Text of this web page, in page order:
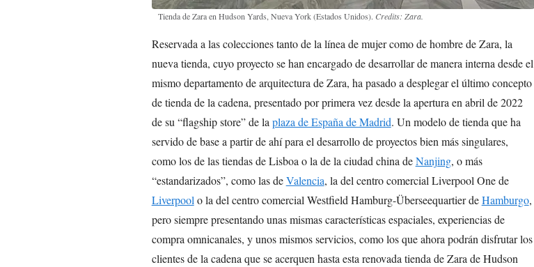
Tienda de Zara en Hudson Yards, Nueva York (Estados Unidos). Credits: Zara.
Reservada a las colecciones tanto de la línea de mujer como de hombre de Zara, la
nueva tienda, cuyo proyecto se han encargado de desarrollar de manera interna desde el
mismo departamento de arquitectura de Zara, ha pasado a desplegar el último concepto
de tienda de la cadena, presentado por primera vez desde la apertura en abril de 2022
de su “flagship store” de laplaza de España de Madrid. Un modelo de tienda que ha
servido de base a partir de ahí para el desarrollo de proyectos bien más singulares,
como los de las tiendas de Lisboa o la de la ciudad china deNanjing, o más
“estandarizados”, como las deValencia, la del centro comercial Liverpool One de
Liverpoolo la del centro comercial Westfield Hamburg-Überseequartier deHamburgo,
pero siempre presentando unas mismas características espaciales, experiencias de
compra omnicanales, y unos mismos servicios, como los que ahora podrán disfrutar los
clientes de la cadena que se acerquen hasta esta renovada tienda de Zara de Hudson